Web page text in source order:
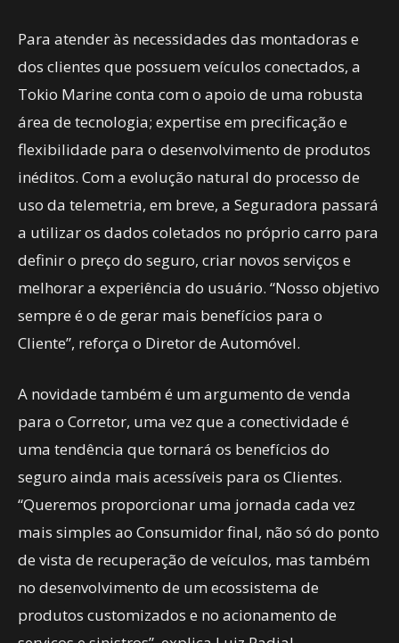
Para atender às necessidades das montadoras e
dos clientes que possuem veículos conectados, a
Tokio Marine conta com o apoio de uma robusta
área de tecnologia; expertise em precificação e
flexibilidade para o desenvolvimento de produtos
inéditos. Com a evolução natural do processo de
uso da telemetria, em breve, a Seguradora passará
a utilizar os dados coletados no próprio carro para
definir o preço do seguro, criar novos serviços e
melhorar a experiência do usuário. “Nosso objetivo
sempre é o de gerar mais benefícios para o
Cliente”, reforça o Diretor de Automóvel.
A novidade também é um argumento de venda
para o Corretor, uma vez que a conectividade é
uma tendência que tornará os benefícios do
seguro ainda mais acessíveis para os Clientes.
“Queremos proporcionar uma jornada cada vez
mais simples ao Consumidor final, não só do ponto
de vista de recuperação de veículos, mas também
no desenvolvimento de um ecossistema de
produtos customizados e no acionamento de